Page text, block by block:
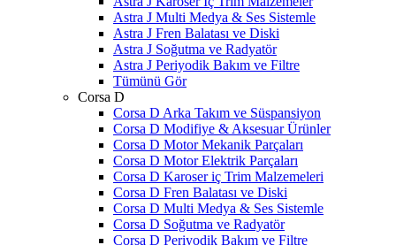
Astra J Multi Medya & Ses Sistemle
Astra J Fren Balatası ve Diski
Astra J Soğutma ve Radyatör
Astra J Periyodik Bakım ve Filtre
Tümünü Gör
Corsa D
Corsa D Arka Takım ve Süspansiyon
Corsa D Modifiye & Aksesuar Ürünler
Corsa D Motor Mekanik Parçaları
Corsa D Motor Elektrik Parçaları
Corsa D Karoser iç Trim Malzemeleri
Corsa D Fren Balatası ve Diski
Corsa D Multi Medya & Ses Sistemle
Corsa D Soğutma ve Radyatör
Corsa D Periyodik Bakım ve Filtre